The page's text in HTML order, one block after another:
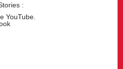
:
YouTube.